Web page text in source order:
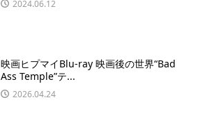
2024.06.12
映画ヒプマイBlu-ray 映画後の世界“Bad
Ass Temple”テ...
2026.04.24